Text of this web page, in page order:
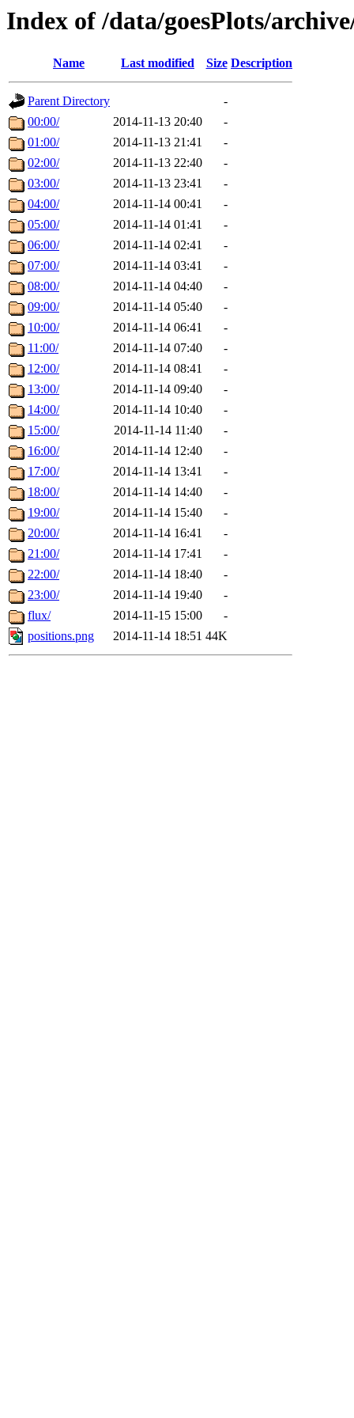
Index of /data/goesPlots/
Name Last modified Size Description
Parent Directory
-
00:00/
2014-11-13 20:40
-
01:00/
2014-11-13 21:41
-
02:00/
2014-11-13 22:40
-
03:00/
2014-11-13 23:41
-
04:00/
2014-11-14 00:41
-
05:00/
2014-11-14 01:41
-
06:00/
2014-11-14 02:41
-
07:00/
2014-11-14 03:41
-
08:00/
2014-11-14 04:40
-
09:00/
2014-11-14 05:40
-
10:00/
2014-11-14 06:41
-
11:00/
2014-11-14 07:40
-
12:00/
2014-11-14 08:41
-
13:00/
2014-11-14 09:40
-
14:00/
2014-11-14 10:40
-
15:00/
2014-11-14 11:40
-
16:00/
2014-11-14 12:40
-
17:00/
2014-11-14 13:41
-
18:00/
2014-11-14 14:40
-
19:00/
2014-11-14 15:40
-
20:00/
2014-11-14 16:41
-
21:00/
2014-11-14 17:41
-
22:00/
2014-11-14 18:40
-
23:00/
2014-11-14 19:40
-
flux/
2014-11-15 15:00
-
positions.png
2014-11-14 18:51 44K